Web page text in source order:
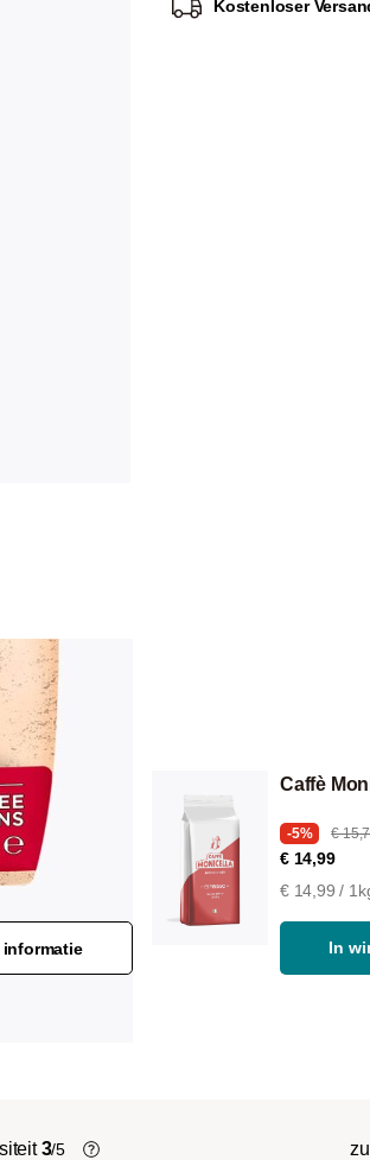
Kostenloser
informatie
Caffè
-5% €
€ 14,99
€ 14,99 /
In
3/5